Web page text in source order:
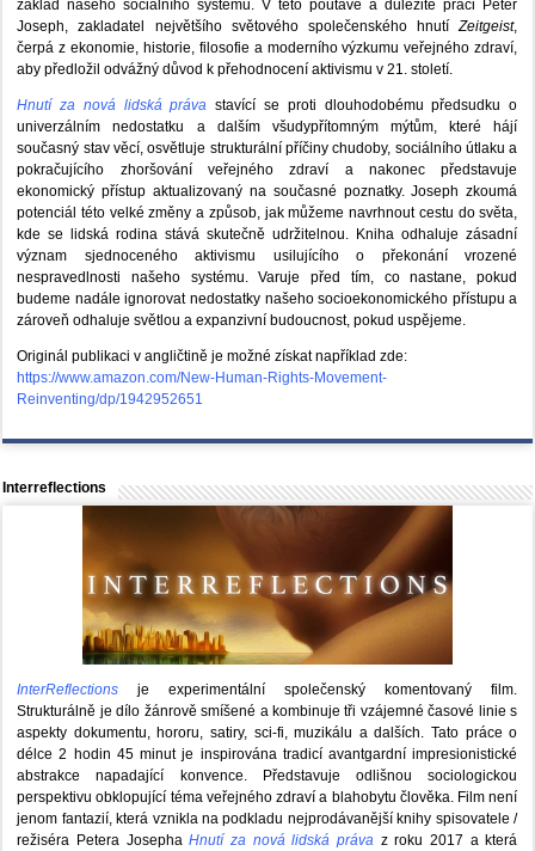
základ našeho sociálního systému. V této poutavé a důležité práci Peter
Joseph, zakladatel největšího světového společenského hnutíZeitgeist,
čerpá z ekonomie, historie, filosofie a moderního výzkumu veřejného zdraví,
aby předložil odvážný důvod k přehodnocení aktivismu v 21. století.
Hnutí za nová lidská práva stavící se proti dlouhodobému předsudku o
univerzálním nedostatku a dalším všudypřítomným mýtům, které hájí
současný stav věcí, osvětluje strukturální příčiny chudoby, sociálního útlaku a
pokračujícího zhoršování veřejného zdraví a nakonec představuje
ekonomický přístup aktualizovaný na současné poznatky. Joseph zkoumá
potenciál této velké změny a způsob, jak můžeme navrhnout cestu do světa,
kde se lidská rodina stává skutečně udržitelnou. Kniha odhaluje zásadní
význam sjednoceného aktivismu usilujícího o překonání vrozené
nespravedlnosti našeho systému. Varuje před tím, co nastane, pokud
budeme nadále ignorovat nedostatky našeho socioekonomického přístupu a
zároveň odhaluje světlou a expanzivní budoucnost, pokud uspějeme.
Originál publikaci v angličtině je možné získat například zde:
https://www.amazon.com/New-Human-Rights-Movement-
Reinventing/dp/1942952651
Interreflections
InterReflections je experimentální společenský komentovaný film.
Strukturálně je dílo žánrově smíšené a kombinuje tři vzájemné časové linie s
aspekty dokumentu, hororu, satiry, sci-fi, muzikálu a dalších. Tato práce o
délce 2 hodin 45 minut je inspirována tradicí avantgardní impresionistické
abstrakce napadající konvence. Představuje odlišnou sociologickou
perspektivu obklopující téma veřejného zdraví a blahobytu člověka. Film není
jenom fantazií, která vznikla na podkladu nejprodávanější knihy spisovatele /
režiséra Petera JosephaHnutí za nová lidská právaz roku 2017 a která